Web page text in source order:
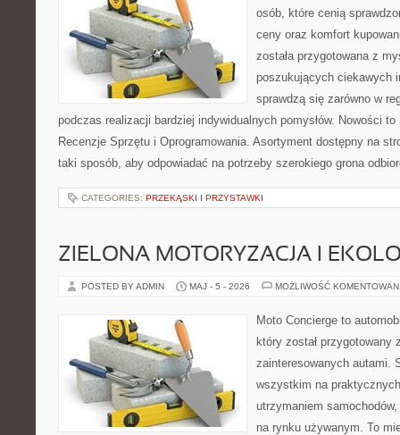
osób, które cenią
ceny oraz komfort
została przygotowana z
poszukujących ciekawych
sprawdzą się zarówno w
podczas realizacji bardziej indywidualnych pomysłów. Nowości
Recenzje Sprzętu i Oprogramowania. Asortyment dostępny na
taki sposób, aby odpowiadać na potrzeby szerokiego grona
CATEGORIES: PRZEKĄSKI I PRZYSTAWKI
ZIELONA MOTORYZACJA I
POSTED BY ADMIN MAJ - 5 - 2026 MOŻLIWOŚĆ
Moto Concierge to
który został przygotowany
zainteresowanych autami.
wszystkim na
utrzymaniem
na rynku używanym. To